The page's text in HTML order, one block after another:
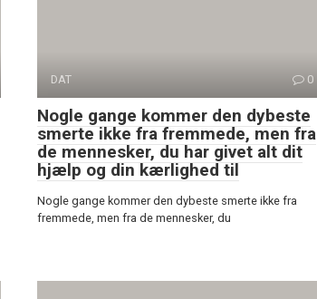
DAT 0
Nogle gange kommer den dybeste
smerte ikke fra fremmede, men fra
de mennesker, du har givet alt dit
hjælp og din kærlighed til
Nogle gange kommer den dybeste smerte ikke fra
fremmede, men fra de mennesker, du